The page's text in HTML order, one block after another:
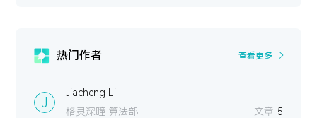
热门作者 查看更多
J
Jiacheng Li
格灵深瞳 算法部
文章 5